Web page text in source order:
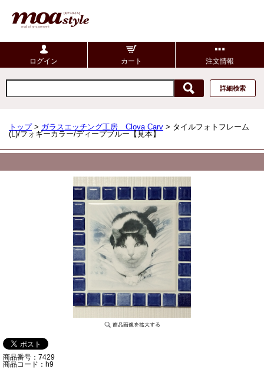
ログイン カート 注文情報
詳細検索
トップ> ガラスエッチング工房 Clova Carv > タイルフォトフレーム
(L)/フォギーカラー/ディープブルー【見本】
商品番号： 7429
商品コード： h9